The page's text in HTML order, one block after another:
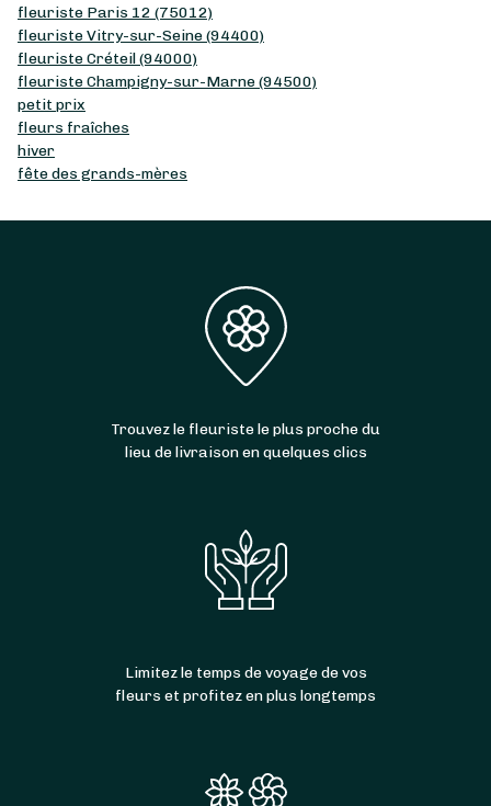
fleuriste Paris 12 (75012)
fleuriste Vitry-sur-Seine (94400)
fleuriste Créteil (94000)
fleuriste Champigny-sur-Marne (94500)
petit prix
fleurs fraîches
hiver
fête des grands-mères
Trouvez le fleuriste le plus proche du
lieu de livraison en quelques clics
Limitez le temps de voyage de vos
fleurs et profitez en plus longtemps